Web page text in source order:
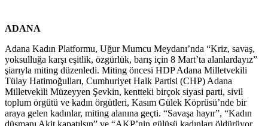
ADANA
Adana Kadın Platformu, Uğur Mumcu Meydanı’nda “Kriz, savaş,
yoksulluğa karşı eşitlik, özgürlük, barış için 8 Mart’ta alanlardayız”
şiarıyla miting düzenledi. Miting öncesi HDP Adana Milletvekili
Tülay Hatimoğulları, Cumhuriyet Halk Partisi (CHP) Adana
Milletvekili Müzeyyen Şevkin, kentteki birçok siyasi parti, sivil
toplum örgütü ve kadın örgütleri, Kasım Gülek Köprüsü’nde bir
araya gelen kadınlar, miting alanına geçti. “Savaşa hayır”, “Kadın
düşmanı Akit kapatılsın” ve “AKP’nin gülüşü kadınları öldürüyor,